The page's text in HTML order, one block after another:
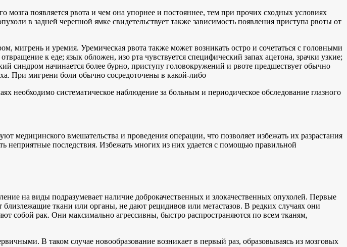
появляется рвота и чем она упорнее и постояннее, тем при прочих сходных условиях
в задней черепной ямке свидетельствует также зависимость появления приступа рвоты от
и уремия. Уремическая рвота также может возникать остро и сочетаться с головными
к еде; язык обложен, изо рта чувствуется специфический запах ацетона, зрачки узкие;
синдром начинается более бурно, приступу головокружений и рвоте предшествует обычно
При мигрени боли обычно сосредоточены в какой-либо
необходимо систематическое наблюдение за больным и периодическое обследование глазного
медицинского вмешательства и проведения операции, что позволяет избежать их разрастания
неприятные последствия. Избежать многих из них удается с помощью правильной
на виды подразумевает наличие доброкачественных и злокачественных опухолей. Первые
близлежащие ткани или органы, не дают рецидивов или метастазов. В редких случаях они
собой рак. Они максимально агрессивны, быстро распространяются по всем тканям,
В таком случае новообразование возникает в первый раз, образовываясь из мозговых